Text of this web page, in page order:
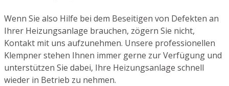
Wenn Sie also Hilfe bei dem Beseitigen von Defekten an
Ihrer Heizungsanlage brauchen, zögern Sie nicht,
Kontakt mit uns aufzunehmen. Unsere professionellen
Klempner stehen Ihnen immer gerne zur Verfügung und
unterstützen Sie dabei, Ihre Heizungsanlage schnell
wieder in Betrieb zu nehmen.